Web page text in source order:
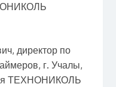
директор по
г. Учалы,
ТЕХНОНИКОЛЬ